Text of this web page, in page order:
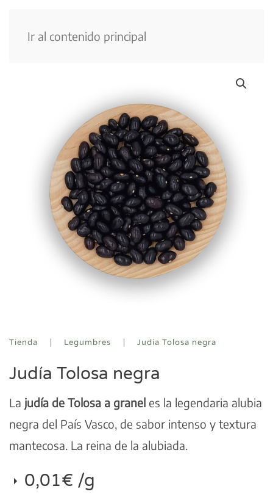
Ir al contenido principal
Tienda Legumbres Judía Tolosa negra
Judía Tolosa negra
La judía de Tolosa a granel es la legendaria alubia
negra del País Vasco, de sabor intenso y textura
mantecosa. La reina de la alubiada.
0,01€ /g